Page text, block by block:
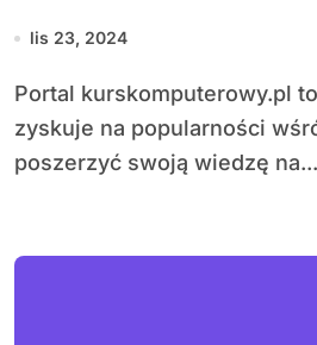
technologii
lis 23, 2024
Portal kurskomputerowy.pl to miejsce, które
zyskuje na popularności
poszerzyć swoją wiedzę na...